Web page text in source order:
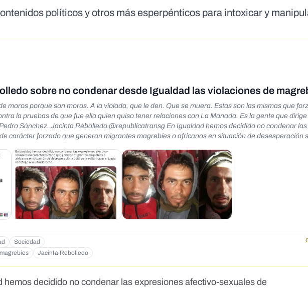
políticos y otros más esperpénticos para intoxicar y
sobre no condenar desde Igualdad las violaciones de
moros porque son moros. A la violada, que le den. Que se muera. Estas son las mismas que
la pruebas de que fue ella quien quiso tener relaciones con La Manada. Es la gente que
hemos decidido no condenar las
carácter forzado que generan migrantes magrebíes o africanos en situación de desesperación
Sociedad
magrebíes Jacinta Rebolledo
hemos decidido no condenar las expresiones afectivo-sexuales de